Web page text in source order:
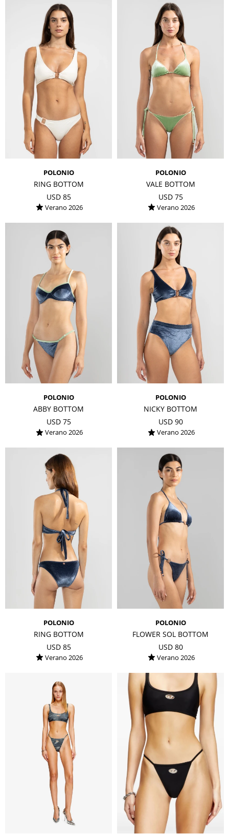
POLONIO
RING BOTTOM
USD 85
Verano 2026
POLONIO
VALE BOTTOM
USD 75
Verano 2026
POLONIO
ABBY BOTTOM
USD 75
Verano 2026
POLONIO
NICKY BOTTOM
USD 90
Verano 2026
POLONIO
RING BOTTOM
USD 85
Verano 2026
POLONIO
FLOWER SOL BOTTOM
USD 80
Verano 2026